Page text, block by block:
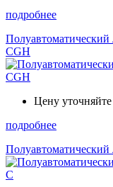
подробнее
CGH
Цену уточняйте
подробнее